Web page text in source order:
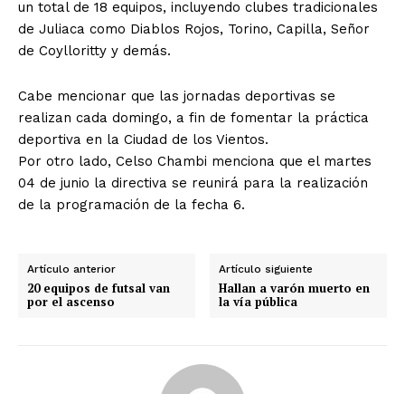
un total de 18 equipos, incluyendo clubes tradicionales
de Juliaca como Diablos Rojos, Torino, Capilla, Señor
de Coylloritty y demás.
Cabe mencionar que las jornadas deportivas se
realizan cada domingo, a fin de fomentar la práctica
deportiva en la Ciudad de los Vientos.
Por otro lado, Celso Chambi menciona que el martes
04 de junio la directiva se reunirá para la realización
de la programación de la fecha 6.
Artículo anterior
20 equipos de futsal van
por el ascenso
Artículo siguiente
Hallan a varón muerto en
la vía pública